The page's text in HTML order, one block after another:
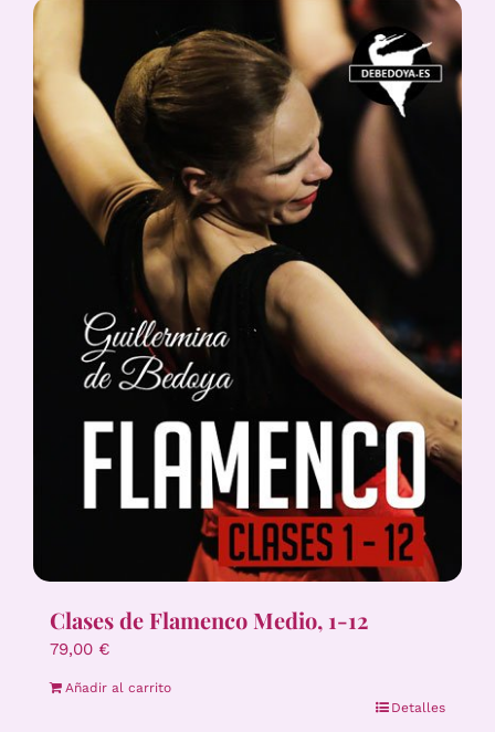
Clases de Flamenco Medio, 1-12
79,00 €
Añadir al carrito
Detalles